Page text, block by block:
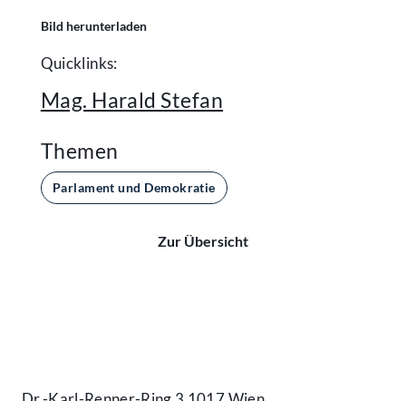
Bild herunterladen
Quicklinks:
Mag. Harald Stefan
Themen
Parlament und Demokratie
Zur Übersicht